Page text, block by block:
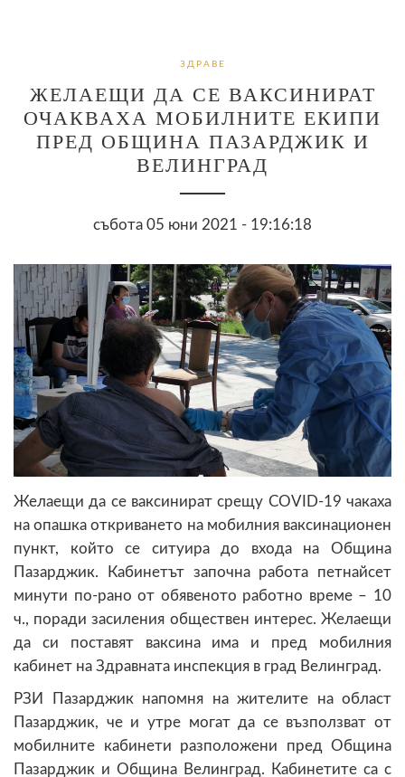
ЗДРАВЕ
ЖЕЛАЕЩИ ДА СЕ ВАКСИНИРАТ
ОЧАКВАХА МОБИЛНИТЕ ЕКИПИ
ПРЕД ОБЩИНА ПАЗАРДЖИК И
ВЕЛИНГРАД
събота 05 юни 2021 - 19:16:18
Желаещи да се ваксинират срещу COVID-19 чакаха
на опашка откриването на мобилния ваксинационен
пункт, който се ситуира до входа на Община
Пазарджик. Кабинетът започна работа петнайсет
минути по-рано от обявеното работно време – 10
ч., поради засиления обществен интерес. Желаещи
да си поставят ваксина има и пред мобилния
кабинет на Здравната инспекция в град Велинград.
РЗИ Пазарджик напомня на жителите на област
Пазарджик, че и утре могат да се възползват от
мобилните кабинети разположени пред Община
Пазарджик и Община Велинград. Кабинетите са с